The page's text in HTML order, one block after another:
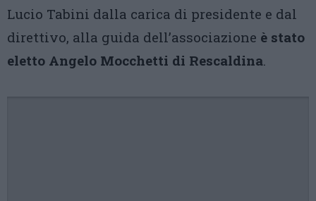
Lucio Tabini dalla carica di presidente e dal
direttivo, alla guida dell’associazione è stato
eletto Angelo Mocchetti di Rescaldina.